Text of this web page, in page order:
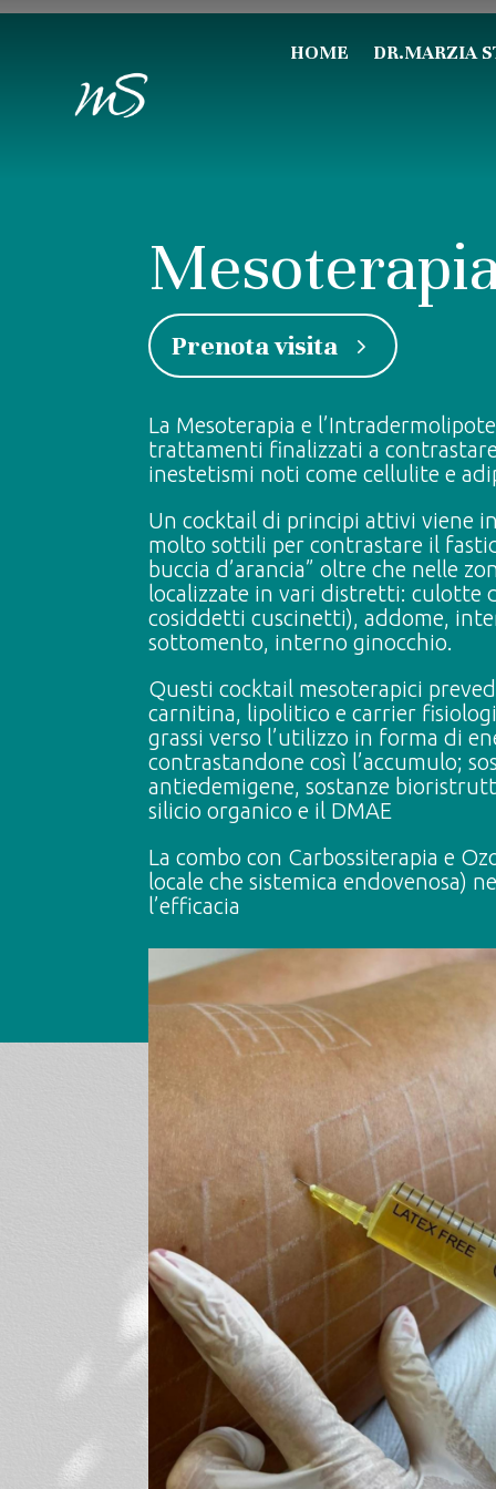
HOME DR.MARZIA
Prenota visita
La Mesoterapia e
trattamenti finalizzati a
inestetismi noti come cellulite e
Un cocktail di principi attivi viene
molto sottili per contrastare il
buccia d’arancia” oltre che nelle
localizzate in vari distretti: culotte
cosiddetti cuscinetti), addome,
sottomento, interno ginocchio.
Questi cocktail mesoterapici
carnitina, lipolitico e carrier
grassi verso l’utilizzo in forma di
contrastandone così l’accumulo;
antiedemigene, sostanze
silicio organico e il DMAE
La combo con Carbossiterapia e
locale che sistemica endovenosa)
l’efficacia